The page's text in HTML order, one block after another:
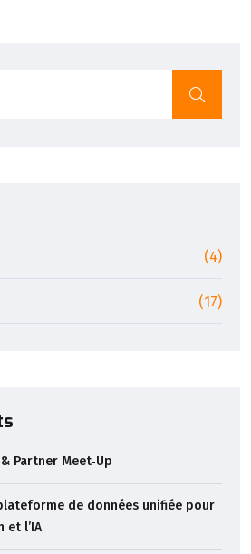
(4)
(17)
Partner Meet‑Up
de données unifiée pour
et l’IA